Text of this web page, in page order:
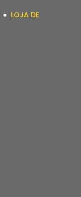
LOJA DE